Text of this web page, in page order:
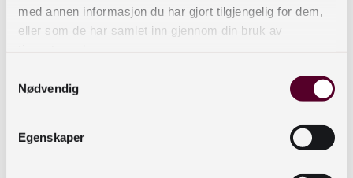
med annen informasjon du har gjort tilgjengelig for dem,
eller som de har samlet inn gjennom din bruk av
Nødvendig
Egenskaper
noen snarveier til et velfungerende samarbeid.
Man trenger tid til å bli kjent med de man skal
og det virtuelle biblioteket